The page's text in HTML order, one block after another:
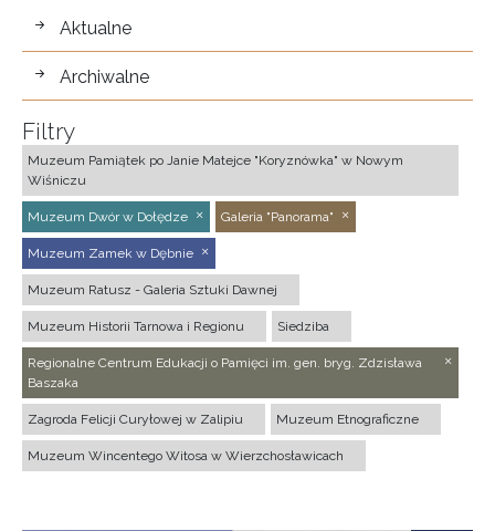
wystawy
Aktualne
Archiwalne
Filtry
Muzeum Pamiątek po Janie Matejce "Koryznówka" w Nowym
Wiśniczu
Muzeum Dwór w Dołędze Galeria "Panorama"
Muzeum Zamek w Dębnie
Muzeum Ratusz - Galeria Sztuki Dawnej
Muzeum Historii Tarnowa i Regionu Siedziba
Regionalne Centrum Edukacji o Pamięci im. gen. bryg. Zdzisława
Baszaka
Zagroda Felicji Curyłowej w Zalipiu Muzeum Etnograficzne
Muzeum Wincentego Witosa w Wierzchosławicach